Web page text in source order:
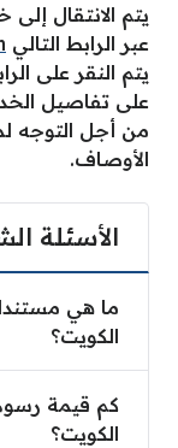
يتم الانتقال
عبر الرابط التالي
يتم النقر على
على تفاصيل
من أجل التوجه
الأوصاف.
الأسئلة
ما هي
الكويت؟
كم قيمة
الكويت؟